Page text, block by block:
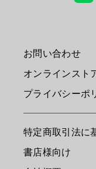
お問い合わせ
オンラインスト
プライバシーポ
特定商取引法に
書店様向け